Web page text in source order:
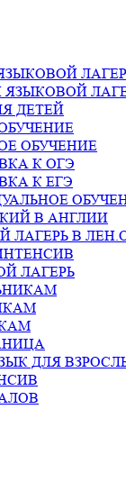
ДЕТЕЙ
ОБУЧЕНИЕ
К ОГЭ
К ЕГЭ
В АНГЛИИ
ЛАГЕРЬ В
ЛАГЕРЬ
ДЛЯ